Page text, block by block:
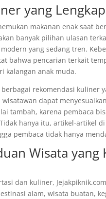
yang
makanan enak saat
banyak pilihan ulasan
yang sedang tren.
bahwa pencarian terkait
kalangan anak muda.
rekomendasi kuliner
dapat
tambah, karena pembaca
hanya itu, artikel-artikel
pembaca tidak hanya
Wisata
dan kuliner,
alam, wisata buatan,